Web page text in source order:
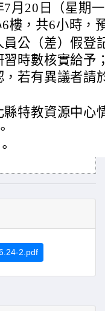
7月20日（星期
樓，共6小時，
公（差）假登
時數核實給予
若有異議者請
特教資源中心
2.pdf